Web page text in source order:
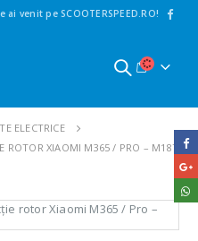
ai venit pe SCOOTERSPEED.RO!
ELECTRICE
ROTOR XIAOMI M365 / PRO – M187